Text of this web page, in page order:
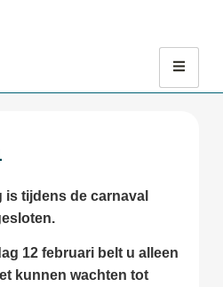
is tijdens de carnaval
12 februari belt u alleen
kunnen wachten tot